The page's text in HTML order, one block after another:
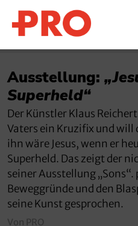
Ausstellung:
Superheld“
Der Künstler Klaus
Vaters ein Kruzifix und will
ihn wäre Jesus, wenn er
Superheld. Das zeigt der
seiner Ausstellung
Beweggründe und den
seine Kunst gesprochen.
Von PRO